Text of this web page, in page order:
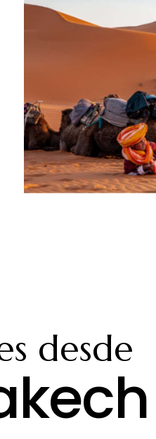
desde